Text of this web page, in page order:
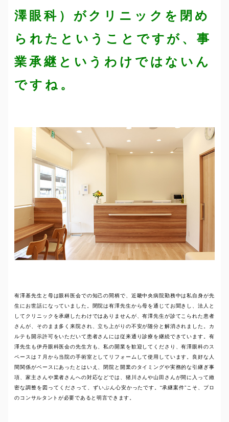
澤眼科）がクリニックを閉め
られたということですが、事
業承継というわけではないん
ですね。
有澤基先生と母は眼科医会での知己の間柄で、近畿中央病院勤務中は私自身が先
生にお世話になっていました。閉院は有澤先生から母を通じてお聞きし、法人と
してクリニックを承継したわけではありませんが、有澤先生が診てこられた患者
さんが、そのまま多く来院され、立ち上がりの不安が随分と解消されました。カ
ルテも開示許可をいただいて患者さんには従来通り診療を継続できています。有
澤先生も伊丹眼科医会の先生方も、私の開業を歓迎してくださり、有澤眼科のス
ペースは７月から当院の手術室としてリフォームして使用しています。良好な人
間関係がベースにあったとはいえ、閉院と開業のタイミングや実務的な引継ぎ事
項、家主さんや業者さんへの対応などでは、猪川さんや山田さんが間に入って緻
密な調整を図ってくださって、ずいぶん心安かったです。“承継案件”こそ、プロ
のコンサルタントが必要であると明言できます。